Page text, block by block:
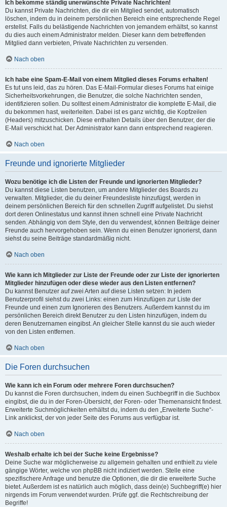
Ich bekomme ständig unerwünschte Private Nachrichten!
Du kannst Private Nachrichten, die dir ein Mitglied sendet, automatisch
löschen, indem du in deinem persönlichen Bereich eine entsprechende Regel
erstellst. Falls du belästigende Nachrichten von jemandem erhältst, so kannst
du dies auch einem Administrator melden. Dieser kann dem betreffenden
Mitglied dann verbieten, Private Nachrichten zu versenden.
Nach oben
Ich habe eine Spam-E-Mail von einem Mitglied dieses Forums erhalten!
Es tut uns leid, das zu hören. Das E-Mail-Formular dieses Forums hat einige
Sicherheitsvorkehrungen, die Benutzer, die solche Nachrichten senden,
identifizieren sollen. Du solltest einem Administrator die komplette E-Mail, die
du bekommen hast, weiterleiten. Dabei ist es ganz wichtig, die Kopfzeilen
(Headers) mitzuschicken. Diese enthalten Details über den Benutzer, der die
E-Mail verschickt hat. Der Administrator kann dann entsprechend reagieren.
Nach oben
Freunde und ignorierte Mitglieder
Wozu benötige ich die Listen der Freunde und ignorierten Mitglieder?
Du kannst diese Listen benutzen, um andere Mitglieder des Boards zu
verwalten. Mitglieder, die du deiner Freundesliste hinzufügst, werden in
deinem persönlichen Bereich für den schnellen Zugriff aufgelistet. Du siehst
dort deren Onlinestatus und kannst ihnen schnell eine Private Nachricht
senden. Abhängig von dem Style, den du verwendest, können Beiträge deiner
Freunde auch hervorgehoben sein. Wenn du einen Benutzer ignorierst, dann
siehst du seine Beiträge standardmäßig nicht.
Nach oben
Wie kann ich Mitglieder zur Liste der Freunde oder zur Liste der ignorierten
Mitglieder hinzufügen oder diese wieder aus den Listen entfernen?
Du kannst Benutzer auf zwei Arten auf diese Listen setzen: In jedem
Benutzerprofil siehst du zwei Links: einen zum Hinzufügen zur Liste der
Freunde und einen zum Ignorieren des Benutzers. Außerdem kannst du im
persönlichen Bereich direkt Benutzer zu den Listen hinzufügen, indem du
deren Benutzernamen eingibst. An gleicher Stelle kannst du sie auch wieder
von den Listen entfernen.
Nach oben
Die Foren durchsuchen
Wie kann ich ein Forum oder mehrere Foren durchsuchen?
Du kannst die Foren durchsuchen, indem du einen Suchbegriff in die Suchbox
eingibst, die du in der Foren-Übersicht, der Foren- oder Themenansicht findest.
Erweiterte Suchmöglichkeiten erhältst du, indem du den „Erweiterte Suche“-
Link anklickst, der von jeder Seite des Forums aus verfügbar ist.
Nach oben
Weshalb erhalte ich bei der Suche keine Ergebnisse?
Deine Suche war möglicherweise zu allgemein gehalten und enthielt zu viele
gängige Wörter, welche von phpBB nicht indiziert werden. Stelle eine
spezifischere Anfrage und benutze die Optionen, die dir die erweiterte Suche
bietet. Außerdem ist es natürlich auch möglich, dass dein(e) Suchbegriff(e) hier
nirgends im Forum verwendet wurden. Prüfe ggf. die Rechtschreibung der
Begriffe!